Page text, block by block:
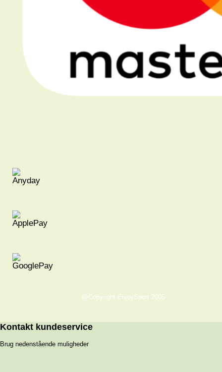
@Copyright EnjoySport 2005
Kontakt kundeservice
Brug nedenstående muligheder